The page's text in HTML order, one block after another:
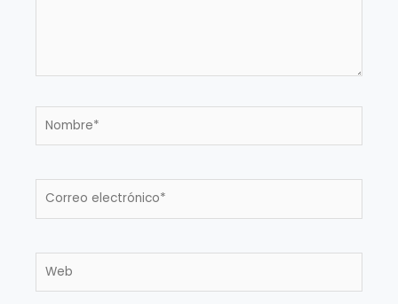
Nombre*
Correo
Web